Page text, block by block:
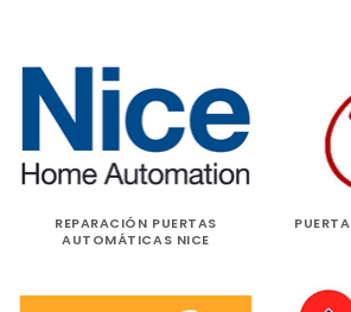
REPARACIÓN PUERTAS
AUTOMÁTICAS NICE